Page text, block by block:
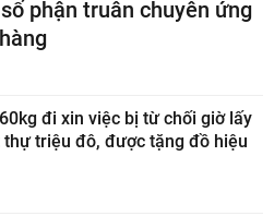
phận truân chuyên ứng
đi xin việc bị từ chối giờ lấy
thự triệu đô, được tặng đồ hiệu